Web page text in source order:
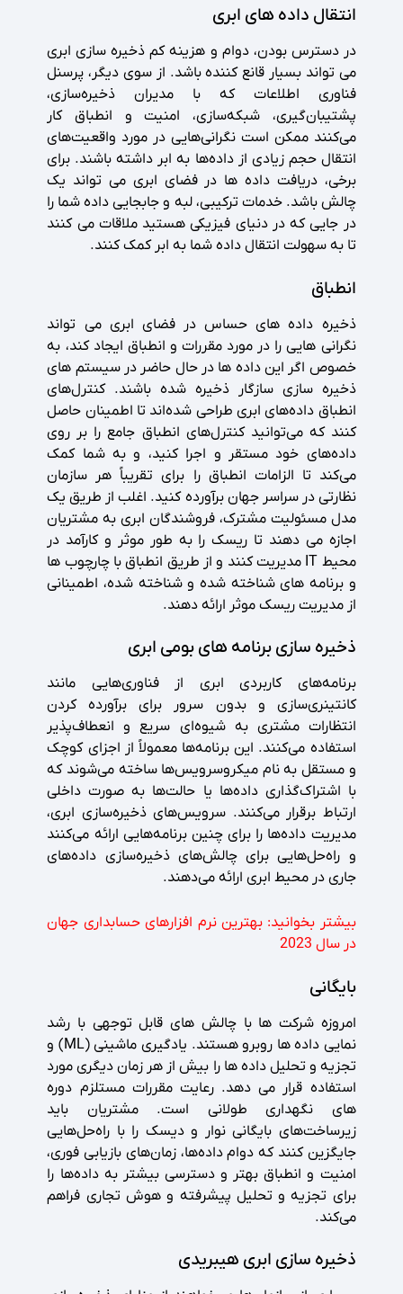
انتقال داده های ابری
در دسترس بودن، دوام و هزینه کم ذخیره سازی ابری
می تواند بسیار قانع کننده باشد. از سوی دیگر، پرسنل
فناوری اطلاعات که با مدیران ذخیره‌سازی،
پشتیبان‌گیری، شبکه‌سازی، امنیت و انطباق کار
می‌کنند ممکن است نگرانی‌هایی در مورد واقعیت‌های
انتقال حجم زیادی از داده‌ها به ابر داشته باشند. برای
برخی، دریافت داده ها در فضای ابری می تواند یک
چالش باشد. خدمات ترکیبی، لبه و جابجایی داده شما را
در جایی که در دنیای فیزیکی هستید ملاقات می کنند
تا به سهولت انتقال داده شما به ابر کمک کنند.
انطباق
ذخیره داده های حساس در فضای ابری می تواند
نگرانی هایی را در مورد مقررات و انطباق ایجاد کند، به
خصوص اگر این داده ها در حال حاضر در سیستم های
ذخیره سازی سازگار ذخیره شده باشند. کنترل‌های
انطباق داده‌های ابری طراحی شده‌اند تا اطمینان حاصل
کنند که می‌توانید کنترل‌های انطباق جامع را بر روی
داده‌های خود مستقر و اجرا کنید، و به شما کمک
می‌کند تا الزامات انطباق را برای تقریباً هر سازمان
نظارتی در سراسر جهان برآورده کنید. اغلب از طریق یک
مدل مسئولیت مشترک، فروشندگان ابری به مشتریان
اجازه می دهند تا ریسک را به طور موثر و کارآمد در
محیط IT مدیریت کنند و از طریق انطباق با چارچوب ها
و برنامه های شناخته شده و شناخته شده، اطمینانی
از مدیریت ریسک موثر ارائه دهند.
ذخیره سازی برنامه های بومی ابری
برنامه‌های کاربردی ابری از فناوری‌هایی مانند
کانتینری‌سازی و بدون سرور برای برآورده کردن
انتظارات مشتری به شیوه‌ای سریع و انعطاف‌پذیر
استفاده می‌کنند. این برنامه‌ها معمولاً از اجزای کوچک
و مستقل به نام میکروسرویس‌ها ساخته می‌شوند که
با اشتراک‌گذاری داده‌ها یا حالت‌ها به صورت داخلی
ارتباط برقرار می‌کنند. سرویس‌های ذخیره‌سازی ابری،
مدیریت داده‌ها را برای چنین برنامه‌هایی ارائه می‌کنند
و راه‌حل‌هایی برای چالش‌های ذخیره‌سازی داده‌های
جاری در محیط ابری ارائه می‌دهند.
بیشتر بخوانید:بهترین نرم افزارهای حسابداری جهان
در سال 2023
بایگانی
امروزه شرکت ها با چالش های قابل توجهی با رشد
نمایی داده ها روبرو هستند. یادگیری ماشینی (ML) و
تجزیه و تحلیل داده ها را بیش از هر زمان دیگری مورد
استفاده قرار می دهد. رعایت مقررات مستلزم دوره
های نگهداری طولانی است. مشتریان باید
زیرساخت‌های بایگانی نوار و دیسک را با راه‌حل‌هایی
جایگزین کنند که دوام داده‌ها، زمان‌های بازیابی فوری،
امنیت و انطباق بهتر و دسترسی بیشتر به داده‌ها را
برای تجزیه و تحلیل پیشرفته و هوش تجاری فراهم
می‌کند.
ذخیره سازی ابری هیبریدی